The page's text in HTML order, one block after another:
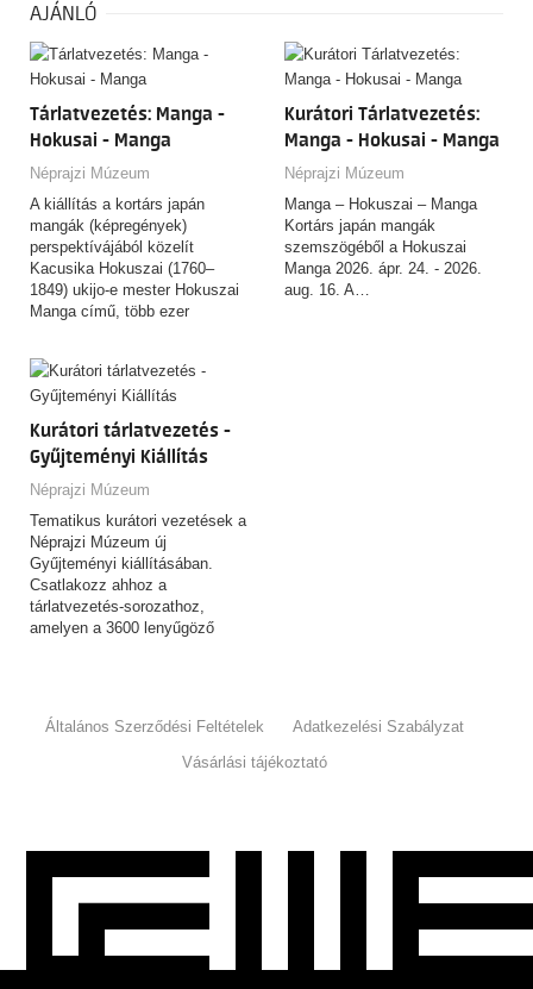
AJÁNLÓ
Tárlatvezetés: Manga -
Hokusai - Manga
Néprajzi Múzeum
A kiállítás a kortárs japán
mangák (képregények)
perspektívájából közelít
Kacusika Hokuszai (1760–
1849) ukijo-e mester Hokuszai
Manga című, több ezer
Kurátori Tárlatvezetés:
Manga - Hokusai - Manga
Néprajzi Múzeum
Manga – Hokuszai – Manga
Kortárs japán mangák
szemszögéből a Hokuszai
Manga 2026. ápr. 24. - 2026.
aug. 16. A…
Kurátori tárlatvezetés -
Gyűjteményi Kiállítás
Néprajzi Múzeum
Tematikus kurátori vezetések a
Néprajzi Múzeum új
Gyűjteményi kiállításában.
Csatlakozz ahhoz a
tárlatvezetés-sorozathoz,
amelyen a 3600 lenyűgöző
Általános Szerződési Feltételek
Adatkezelési Szabályzat
Vásárlási tájékoztató